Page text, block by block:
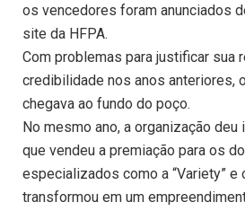
os vencedores foram anunciados
site da HFPA.
Com problemas para justificar sua
credibilidade nos anos anteriores,
chegava ao fundo do poço.
No mesmo ano, a organização
que vendeu a premiação para os
especializados como a “Variety” e
transformou em um